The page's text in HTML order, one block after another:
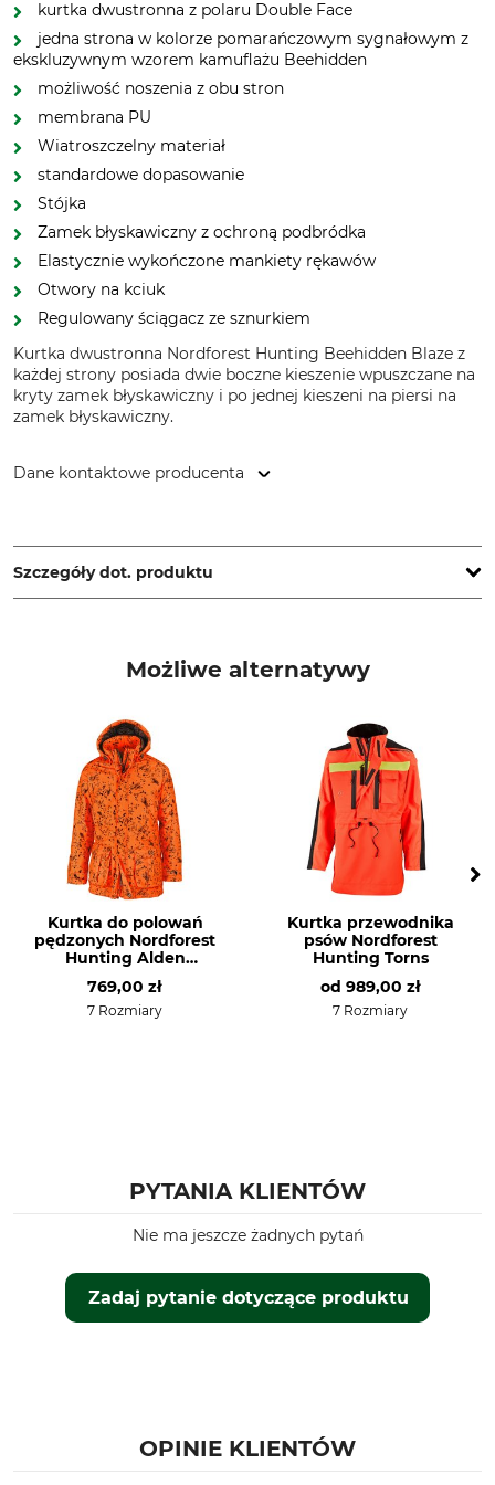
kurtka dwustronna z polaru Double Face
jedna strona w kolorze pomarańczowym sygnałowym z
ekskluzywnym wzorem kamuflażu Beehidden
możliwość noszenia z obu stron
membrana PU
Wiatroszczelny materiał
standardowe dopasowanie
Stójka
Zamek błyskawiczny z ochroną podbródka
Elastycznie wykończone mankiety rękawów
Otwory na kciuk
Regulowany ściągacz ze sznurkiem
Kurtka dwustronna Nordforest Hunting Beehidden Blaze z
każdej strony posiada dwie boczne kieszenie wpuszczane na
kryty zamek błyskawiczny i po jednej kieszeni na piersi na
zamek błyskawiczny.
Dane kontaktowe producenta
www.grube.de
Szczegóły dot. produktu
myśliwska
Nazwa modelu
Beehidden Blaze
Pranie kolorowe 30°
Wybielanie
Nie wybielać
Suszenie
Nie suszyć w suszarce
bębnowej
Prasowanie
Nie prasować
Profesjonalna pielęgnacja
Nie czyścić na sucho
Przeznaczenie
Polowanie na wab
Myślistwo
Oddychalność
Wiatroszczelność
beehidden blaze/oliv
XS
Możliwe alternatywy
Kurtka do polowań
pędzonych Nordforest
Hunting Alden
Beehidden Blaze
769,00 zł
7 Rozmiary
Kurtka przewodnika
psów Nordforest
Hunting Torns
od 989,00 zł
7 Rozmiary
PYTANIA KLIENTÓW
Zadaj pytanie dotyczące produktu
Nie ma jeszcze żadnych pytań
OPINIE KLIENTÓW